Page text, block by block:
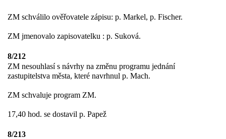
ZM schválilo ověřovatele zápisu: p. Markel, p. Fischer.
ZM jmenovalo zapisovatelku : p. Suková.
8/212
ZM nesouhlasí s návrhy na změnu programu jednání
zastupitelstva města, které navrhnul p. Mach.
ZM schvaluje program ZM.
17,40 hod. se dostavil p. Papež
8/213